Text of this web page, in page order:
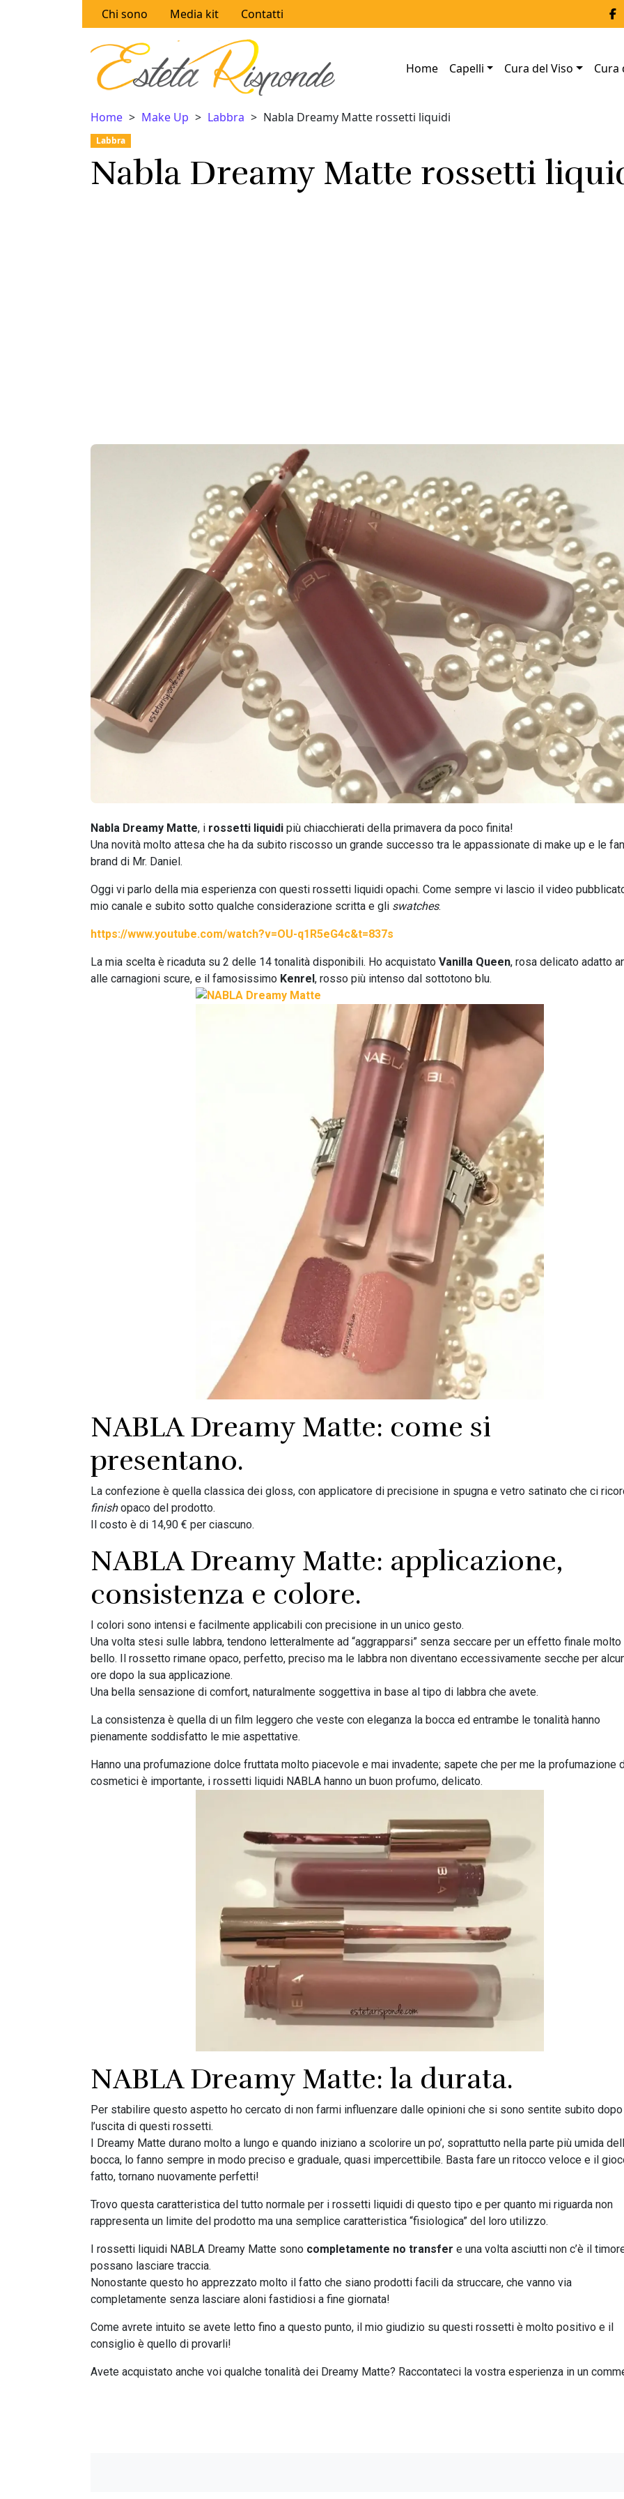
Chi sono Media kit Contatti
Home Capelli Cura del Viso Cura
Home Make Up Labbra Nabla Dreamy Matte rossetti liquidi
Labbra
Nabla Dreamy Matte rossetti
Nabla Dreamy Matte, i rossetti liquidi più chiacchierati della primavera da poco finita!
Una novità molto attesa che ha da subito riscosso un grande successo tra le appassionate di make up e le
brand di Mr. Daniel.
Oggi vi parlo della mia esperienza con questi rossetti liquidi opachi. Come sempre vi lascio il video
mio canale e subito sotto qualche considerazione scritta e gli swatches.
https://www.youtube.com/watch?v=OU-q1R5eG4c&t=837s
La mia scelta è ricaduta su 2 delle 14 tonalità disponibili. Ho acquistato Vanilla Queen, rosa delicato adatto
alle carnagioni scure, e il famosissimo Kenrel, rosso più intenso dal sottotono blu.
NABLA Dreamy Matte: come si
presentano.
La confezione è quella classica dei gloss, con applicatore di precisione in spugna e vetro satinato che ci
finishopaco del prodotto.
Il costo è di 14,90 € per ciascuno.
NABLA Dreamy Matte: applicazione,
consistenza e colore.
I colori sono intensi e facilmente applicabili con precisione in un unico gesto.
Una volta stesi sulle labbra, tendono letteralmente ad “aggrapparsi” senza seccare per un effetto finale molto
bello. Il rossetto rimane opaco, perfetto, preciso ma le labbra non diventano eccessivamente secche per
ore dopo la sua applicazione.
Una bella sensazione di comfort, naturalmente soggettiva in base al tipo di labbra che avete.
La consistenza è quella di un film leggero che veste con eleganza la bocca ed entrambe le tonalità hanno
pienamente soddisfatto le mie aspettative.
Hanno una profumazione dolce fruttata molto piacevole e mai invadente; sapete che per me la profumazione
cosmetici è importante, i rossetti liquidi NABLA hanno un buon profumo, delicato.
NABLA Dreamy Matte: la durata.
Per stabilire questo aspetto ho cercato di non farmi influenzare dalle opinioni che si sono sentite subito dopo
l’uscita di questi rossetti.
I Dreamy Matte durano molto a lungo e quando iniziano a scolorire un po’, soprattutto nella parte più umida
bocca, lo fanno sempre in modo preciso e graduale, quasi impercettibile. Basta fare un ritocco veloce e il
fatto, tornano nuovamente perfetti!
Trovo questa caratteristica del tutto normale per i rossetti liquidi di questo tipo e per quanto mi riguarda non
rappresenta un limite del prodotto ma una semplice caratteristica “fisiologica” del loro utilizzo.
I rossetti liquidi NABLA Dreamy Matte sono completamente no transfer e una volta asciutti non c’è il
possano lasciare traccia.
Nonostante questo ho apprezzato molto il fatto che siano prodotti facili da struccare, che vanno via
completamente senza lasciare aloni fastidiosi a fine giornata!
Come avrete intuito se avete letto fino a questo punto, il mio giudizio su questi rossetti è molto positivo e il
consiglio è quello di provarli!
Avete acquistato anche voi qualche tonalità dei Dreamy Matte? Raccontateci la vostra esperienza in un